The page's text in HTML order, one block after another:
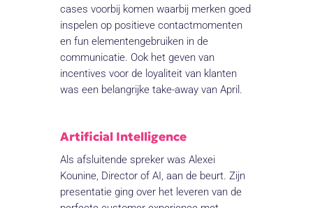
cases voorbij komen waarbij merken goed
inspelen op positieve contactmomenten
en fun elementengebruiken in de
communicatie. Ook het geven van
incentives voor de loyaliteit van klanten
was een belangrijke take-away van April.
Artificial Intelligence
Als afsluitende spreker was Alexei
Kounine, Director of AI, aan de beurt. Zijn
presentatie ging over het leveren van de